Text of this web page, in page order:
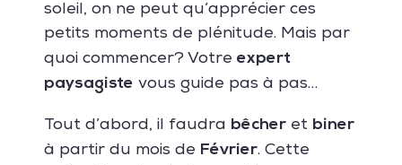
soleil, on ne peut qu’apprécier ces
petits moments de plénitude. Mais par
quoi commencer? Votre expert
paysagiste vous guide pas à pas…
Tout d’abord, il faudra bêcheret biner
à partir du mois de Février. Cette